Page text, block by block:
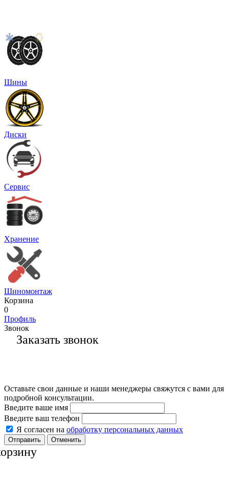
Шины
Диски
Сервис
Хранение
Шиномонтаж
Корзина
0
Профиль
Звонок
Заказать звонок
Оставьте свои данные и наши менеджеры свяжутся с вами для
подробной консультации.
Введите ваше имя
Введите ваш телефон
Я согласен на обработку персональных данных
Отменить